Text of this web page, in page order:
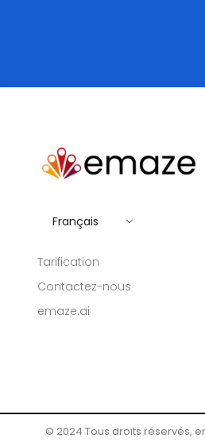
Français
Tarification
Contactez-nous
emaze.ai
© 2024 Tous droits réservés,